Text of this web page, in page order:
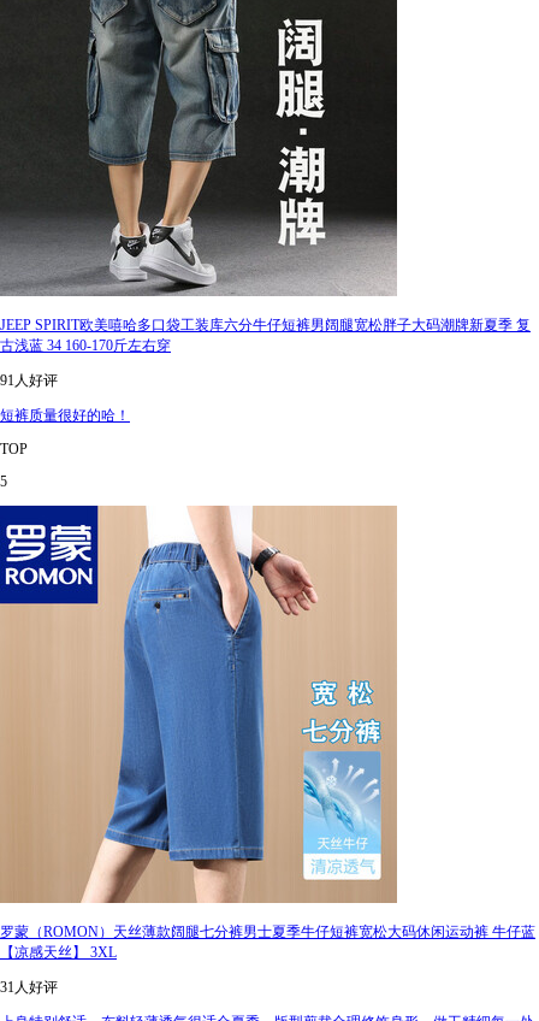
JEEP SPIRIT欧美嘻哈多口袋工装库六分牛仔短裤男阔腿宽松胖子大码潮牌新夏季 复
古浅蓝 34 160-170斤左右穿
91人好评
短裤质量很好的哈！
TOP
5
罗蒙（ROMON）天丝薄款阔腿七分裤男士夏季牛仔短裤宽松大码休闲运动裤 牛仔蓝
【凉感天丝】 3XL
31人好评